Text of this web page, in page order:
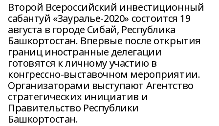
Второй Всероссийский инвестиционный
сабантуй «Зауралье-2020» состоится 19
августа в городе Сибай, Республика
Башкортостан. Впервые после открытия
границ иностранные делегации
готовятся к личному участию в
конгрессно-выставочном мероприятии.
Организаторами выступают Агентство
стратегических инициатив и
Правительство Республики
Башкортостан.